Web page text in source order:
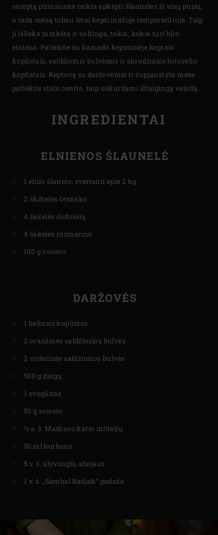
receptą pirmiausia reikia apkepti šlauneles iš visų pusių,
o tada mėsą toliau lėtai kepti mažoje temperatūroje. Taip
ji išlieka minkšta ir sultinga, tokia, kokia turi būti
elniena. Patiekite su kamado kepsninėje keptais
kopūstais, saldžiomis bulvėmis ir skrudintais briuselio
kopūstais. Keptuvę su daržovėmis ir supjaustyta mėsa
patiekite stalo centre, taip sukurdami ištaigingą vaizdą.
INGREDIENTAI
ELNIENOS ŠLAUNELĖ
1 elnio šlaunis, sverianti apie 2 kg
2 skiltelės česnako
4 šakelės čiobrelių
4 šakelės rozmarino
100 g sviesto
DARŽOVĖS
1 baltasis kopūstas
2 oranžinės saldžiosios bulvės
2 violetinės saldžiosios bulvės
500 g daigų
1 svogūnas
50 g sviesto
½ a. š. Madraso kario miltelių
50 ml burbono
5 v. š. alyvuogių aliejaus
1 v. š. „Sambal Badjak“ padažo